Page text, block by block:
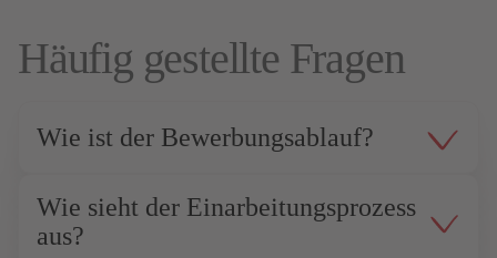
Häufig gestellte Fragen
Wie ist der Bewerbungsablauf?
Wie sieht der Einarbeitungsprozess
aus?